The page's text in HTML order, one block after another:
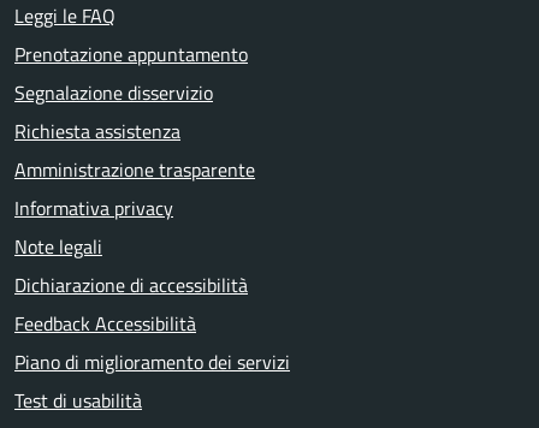
Leggi le FAQ
Prenotazione appuntamento
Segnalazione disservizio
Richiesta assistenza
Amministrazione trasparente
Informativa privacy
Note legali
Dichiarazione di accessibilità
Feedback Accessibilità
Piano di miglioramento dei servizi
Test di usabilità